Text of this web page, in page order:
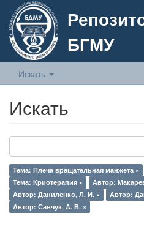
БГМУ
Искать
Искать
Тема: Плеча вращательная манжета ×
Тема: Криотерапия ×
Автор:
Автор: Даниленко, Л. И. ×
Автор:
Автор: Савчук, А. В. ×